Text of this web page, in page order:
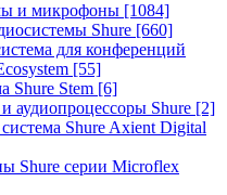
и микрофоны [1084]
Shure [660]
для конференций
[55]
Shure Stem [6]
аудиопроцессоры Shure [2]
Shure Axient Digital
Shure серии Microflex